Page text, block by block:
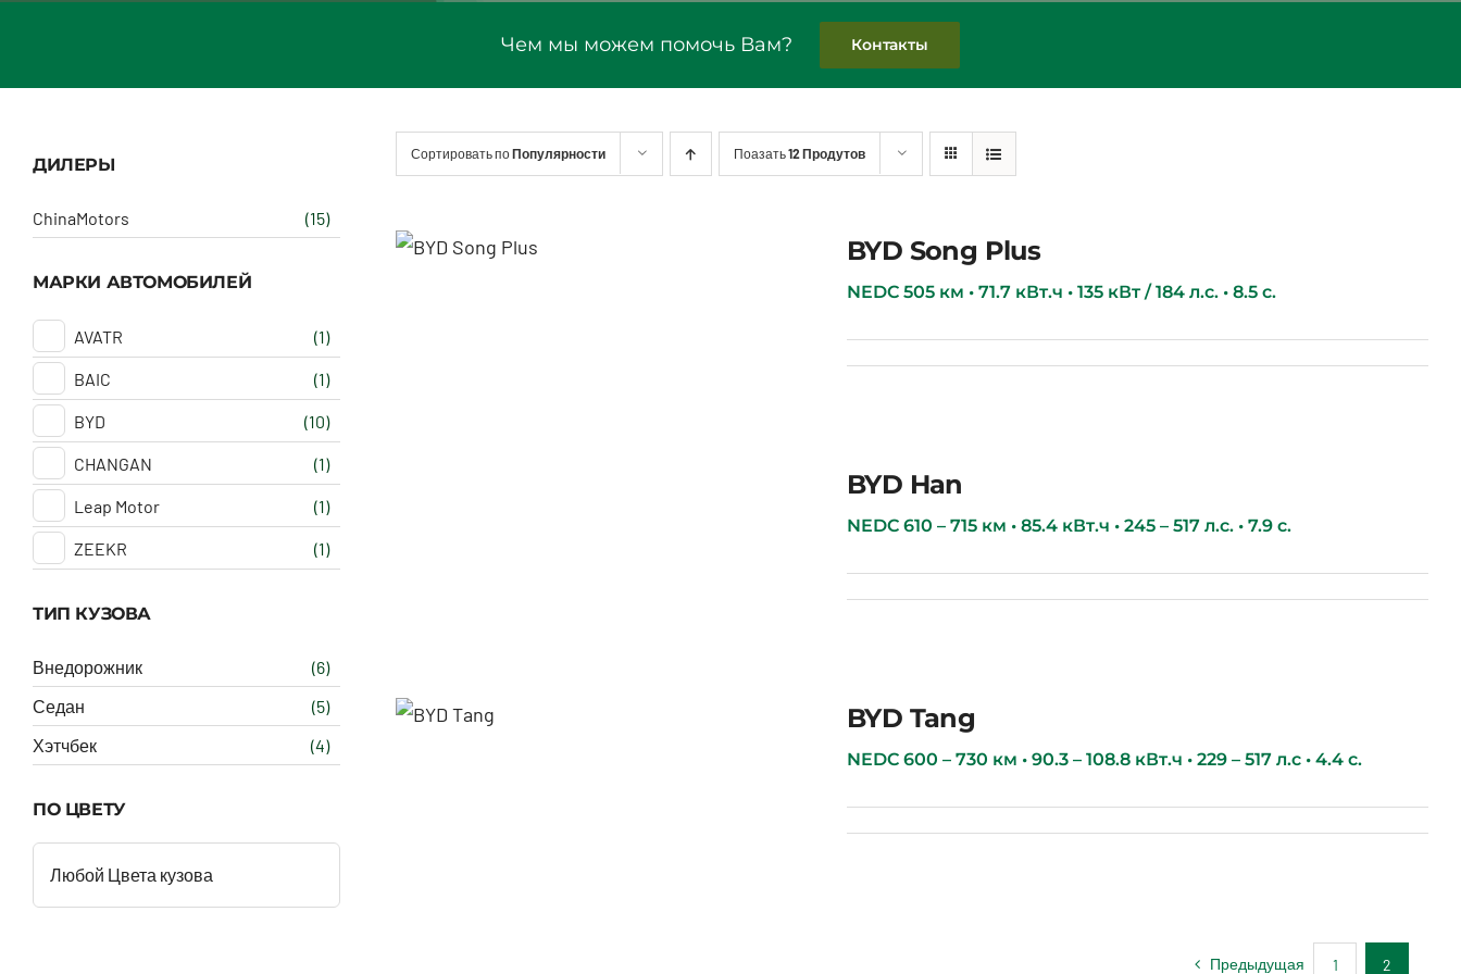
Чем мы можем помочь Вам? Контакты
ДИЛЕРЫ
ChinaMotors (15)
МАРКИ АВТОМОБИЛЕЙ
AVATR (1)
BAIC (1)
BYD (10)
CHANGAN (1)
Leap Motor (1)
ZEEKR (1)
ТИП КУЗОВА
Внедорожник
(6)
Седан
(5)
Хэтчбек
(4)
ПО ЦВЕТУ
Сортировать поПопулярности Поазать12 Продутов
BYD Song Plus
NEDC 505 км • 71.7 кВт.ч • 135 кВт / 184 л.с. • 8.5 с.
BYD Han
NEDC 610 – 715 км • 85.4 кВт.ч • 245 – 517 л.с. • 7.9 с.
BYD Tang
NEDC 600 – 730 км • 90.3 – 108.8 кВт.ч • 229 – 517 л.с • 4.4 с.
Предыдущая 1 2